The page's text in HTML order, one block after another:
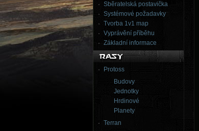
Sběratelská postavička
Systémové požadavky
Tvorba 1v1 map
Vyprávění příběhu
Základní informace
Protoss
Budovy
Jednotky
Hrdinové
Planety
Terran